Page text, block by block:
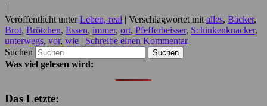
Veröffentlicht unter Leben, real Verschlagwortet mit alles, Bäcker,
Brot, Brötchen, Essen, immer, ort, Pfefferbeisser, Schinkenknacker,
unterwegs, vor, wie
Schreibe einen Kommentar
Suchen
Was viel gelesen wird:
Das Letzte: